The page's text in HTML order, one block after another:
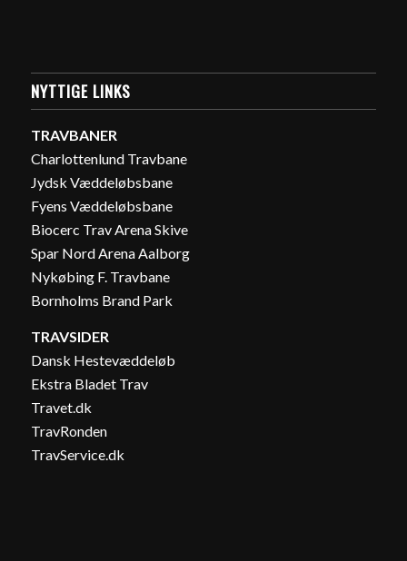
NYTTIGE LINKS
TRAVBANER
Charlottenlund Travbane
Jydsk Væddeløbsbane
Fyens Væddeløbsbane
Biocerc Trav Arena Skive
Spar Nord Arena Aalborg
Nykøbing F. Travbane
Bornholms Brand Park
TRAVSIDER
Dansk Hestevæddeløb
Ekstra Bladet Trav
Travet.dk
TravRonden
TravService.dk